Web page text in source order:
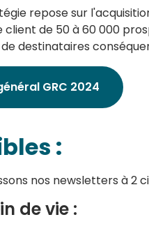
repose sur
client de 50 à 60 000
destinataires
GRC 2024
:
nos newsletters à 2
de vie :